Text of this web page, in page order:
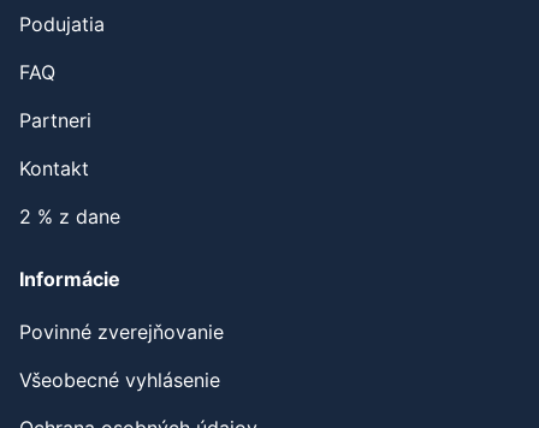
Zápasenie
Podujatia
FAQ
Partneri
Kontakt
2 % z dane
Informácie
Povinné zverejňovanie